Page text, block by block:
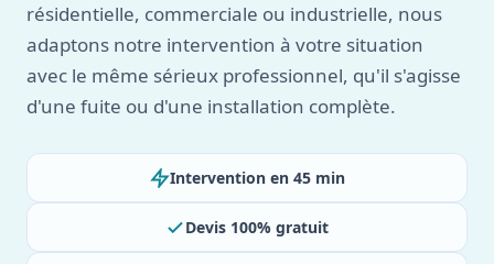
résidentielle, commerciale ou industrielle, nous
adaptons notre intervention à votre situation
avec le même sérieux professionnel, qu'il s'agisse
d'une fuite ou d'une installation complète.
Intervention en 45 min
Devis 100% gratuit